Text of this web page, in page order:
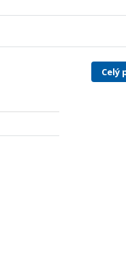
Celý